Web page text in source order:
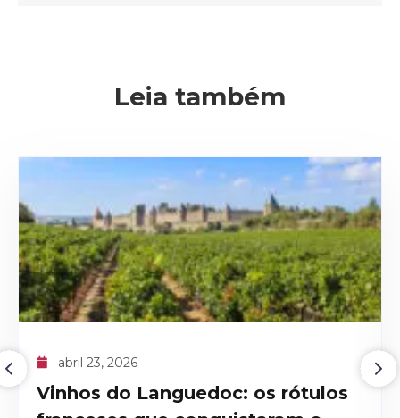
Leia também
abril 09, 2026
O recorde histórico do Domaine